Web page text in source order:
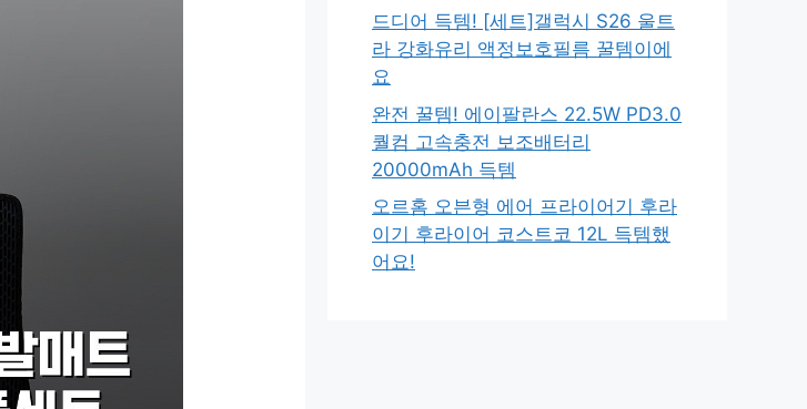
드디어 득템! [세트]갤럭시 S26 울트
라 강화유리 액정보호필름 꿀템이에
요
완전 꿀템! 에이팔란스 22.5W PD3.0
퀄컴 고속충전 보조배터리
20000mAh 득템
오르홈 오븐형 에어 프라이어기 후라
이기 후라이어 코스트코 12L 득템했
어요!